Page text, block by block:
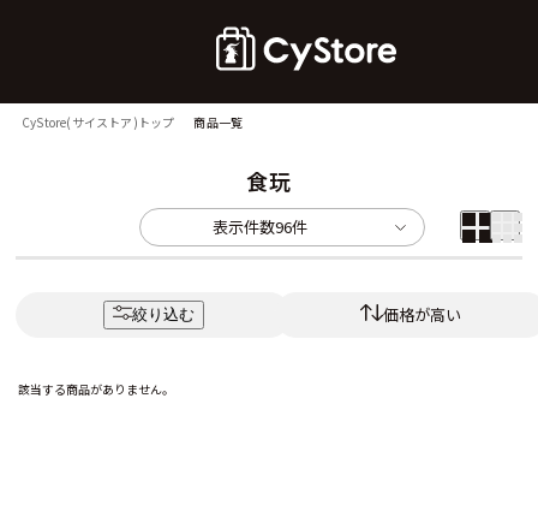
CyStore(サイストア)トップ 商品一覧
食玩
表示件数96件
絞り込む 価格が高い
該当する商品がありません。